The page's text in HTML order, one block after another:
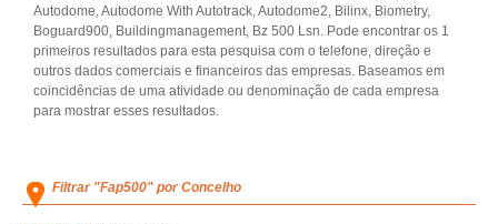
Autodome, Autodome With Autotrack, Autodome2, Bilinx, Biometry,
Boguard900, Buildingmanagement, Bz 500 Lsn. Pode encontrar os 1
primeiros resultados para esta pesquisa com o telefone, direção e
outros dados comerciais e financeiros das empresas. Baseamos em
coincidências de uma atividade ou denominação de cada empresa
para mostrar esses resultados.
Filtrar "Fap500" por Concelho